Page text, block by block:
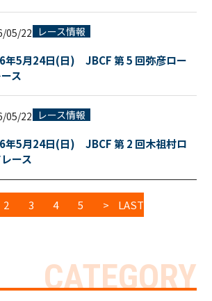
05/22 レース情報
年5月24日(日) JBCF 第 5 回弥彦ロー
ス
05/22 レース情報
年5月24日(日) JBCF 第 2 回木祖村ロ
ース
2 3 4 5 > LAST